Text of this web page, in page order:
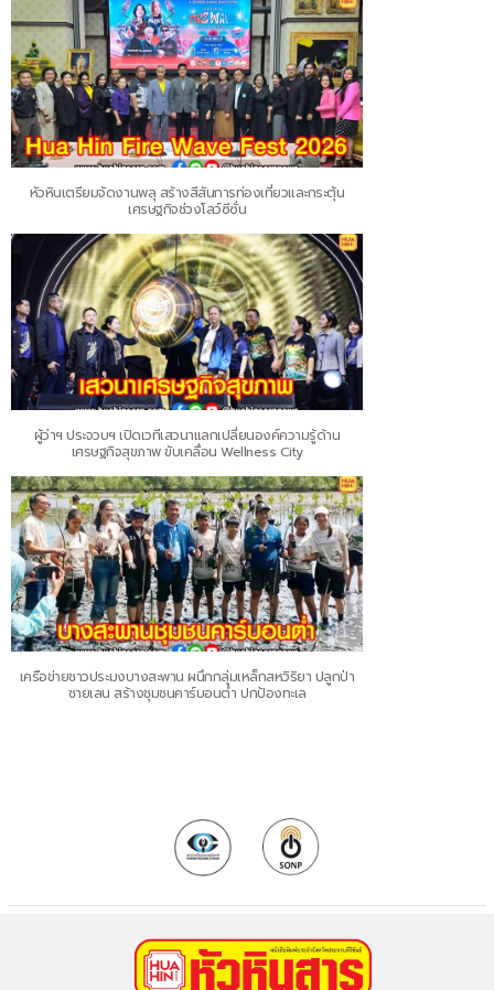
หัวหินเตรียมจัดงานพลุ สร้างสีสันการท่องเที่ยวและกระตุ้น
เศรษฐกิจช่วงโลว์ซีซั่น
ผู้ว่าฯ ประจวบฯ เปิดเวทีเสวนาแลกเปลี่ยนองค์ความรู้ด้าน
เศรษฐกิจสุขภาพ ขับเคลื่อน Wellness City
เครือข่ายชาวประมงบางสะพาน ผนึกกลุ่มเหล็กสหวิริยา ปลูกป่า
ชายเลน สร้างชุมชนคาร์บอนต่ำ ปกป้องทะเล